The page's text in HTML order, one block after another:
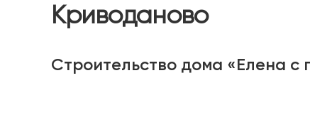
Криводаново
Строительство дома «Елена с